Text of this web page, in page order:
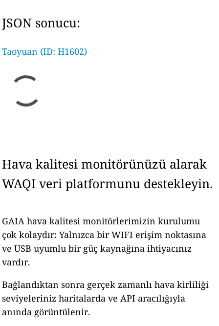
JSON sonucu:
Taoyuan (ID: H1602)
Hava kalitesi monitörünüzü alarak
WAQI veri platformunu destekleyin.
GAIA hava kalitesi monitörlerimizin kurulumu
çok kolaydır: Yalnızca bir WIFI erişim noktasına
ve USB uyumlu bir güç kaynağına ihtiyacınız
vardır.
Bağlandıktan sonra gerçek zamanlı hava kirliliği
seviyeleriniz haritalarda ve API aracılığıyla
anında görüntülenir.